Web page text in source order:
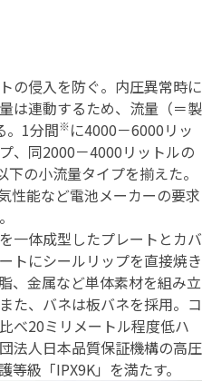
の侵入を防ぐ。内圧異常時に
は連動するため、流量（＝製
。1分間※に4000－6000リッ
、同2000－4000リットルの
の小流量タイプを揃えた。
性能など電池メーカーの要求
一体成型したプレートとカバ
トにシールリップを直接焼き
、金属など単体素材を組み立
た、バネは板バネを採用。コ
べ20ミリメートル程度低ハ
法人日本品質保証機構の高圧
級「IPX9K」を満たす。